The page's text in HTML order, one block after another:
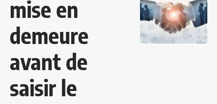
mise en
demeure
avant de
saisir le